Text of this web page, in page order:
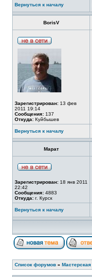
Вернуться к началу
BorisV
Зарегистрирован: 13 фев
2011 19:14
Сообщения: 137
Откуда: Куйбышев
Вернуться к началу
Марат
Зарегистрирован: 18 янв 2011
22:42
Сообщения: 4883
Откуда: г. Курск
Вернуться к началу
Список форумов » Мастерская